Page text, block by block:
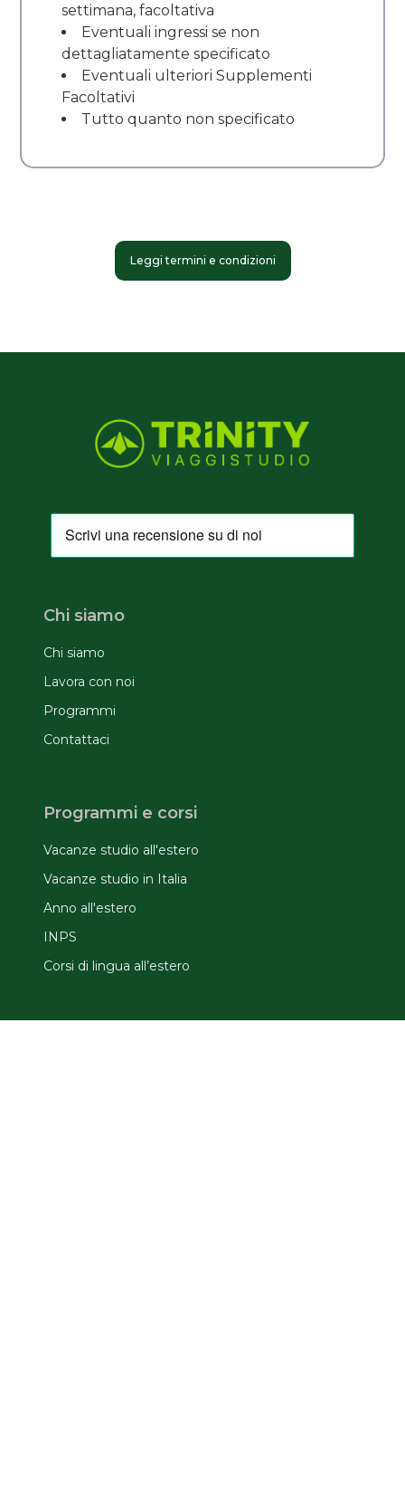
settimana, facoltativa
Eventuali ingressi se non
dettagliatamente specificato
Eventuali ulteriori Supplementi
Facoltativi
Tutto quanto non specificato
Leggi termini e condizioni
Chi siamo
Chi siamo
Lavora con noi
Programmi
Contattaci
Programmi e corsi
Vacanze studio all'estero
Vacanze studio in Italia
Anno all'estero
INPS
Corsi di lingua all’estero